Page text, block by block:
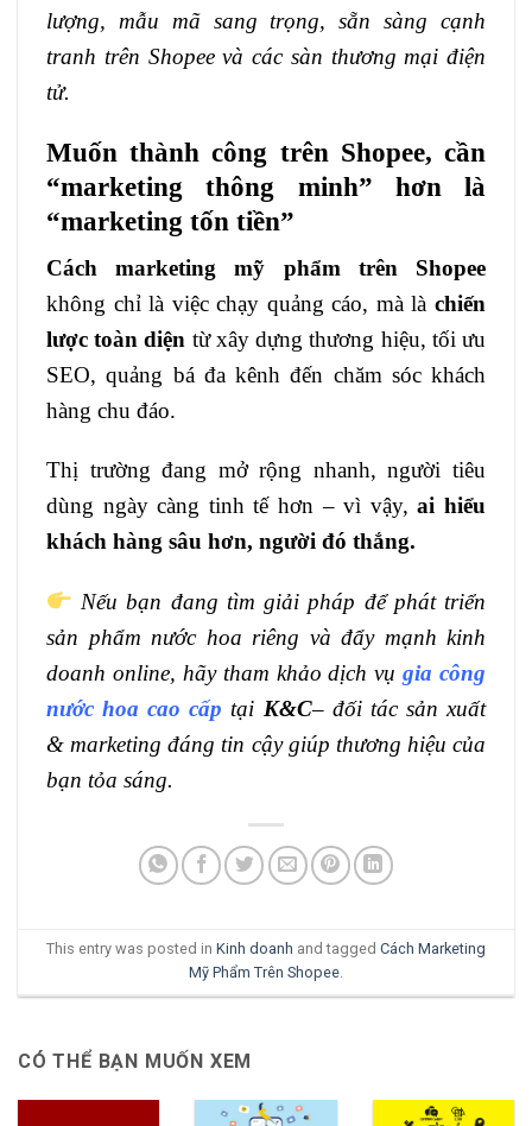
lượng, mẫu mã sang trọng, sẵn sàng cạnh
tranh trên Shopee và các sàn thương mại điện
tử.
Muốn thành công trên Shopee, cần
“marketing thông minh” hơn là
“marketing tốn tiền”
Cách marketing mỹ phẩm trên Shopee
không chỉ là việc chạy quảng cáo, mà là chiến
lược toàn diện từ xây dựng thương hiệu, tối ưu
SEO, quảng bá đa kênh đến chăm sóc khách
hàng chu đáo.
Thị trường đang mở rộng nhanh, người tiêu
dùng ngày càng tinh tế hơn – vì vậy,ai hiểu
khách hàng sâu hơn, người đó thắng.
Nếu bạn đang tìm giải pháp để phát triển
sản phẩm nước hoa riêng và đẩy mạnh kinh
doanh online, hãy tham khảo dịch vụgia công
nước hoa cao cấp tại K&C– đối tác sản xuất
& marketing đáng tin cậy giúp thương hiệu của
bạn tỏa sáng.
This entry was posted in Kinh doanh and tagged Cách Marketing
Mỹ Phẩm Trên Shopee.
CÓ THỂ BẠN MUỐN XEM